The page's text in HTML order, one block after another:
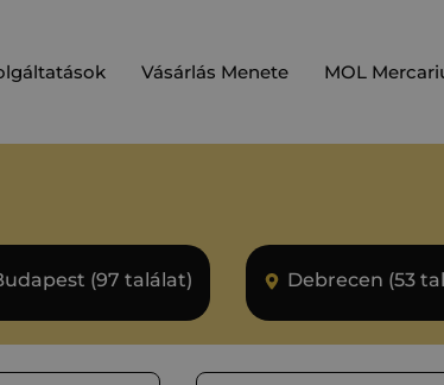
Vásárlás Menete MOL
(97 találat) Debrecen (53